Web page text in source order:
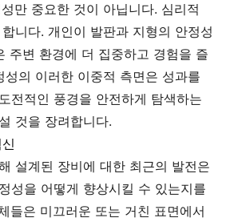
만 중요한 것이 아닙니다. 심리적
니다. 개인이 발판과 지형의 안정성
주변 환경에 더 집중하고 경험을 즐
성의 이러한 이중적 측면은 성과를
전적인 풍경을 안전하게 탐색하는
것을 장려합니다.
설계된 장비에 대한 최근의 발전은
성을 어떻게 향상시킬 수 있는지를
들은 미끄러운 또는 거친 표면에서